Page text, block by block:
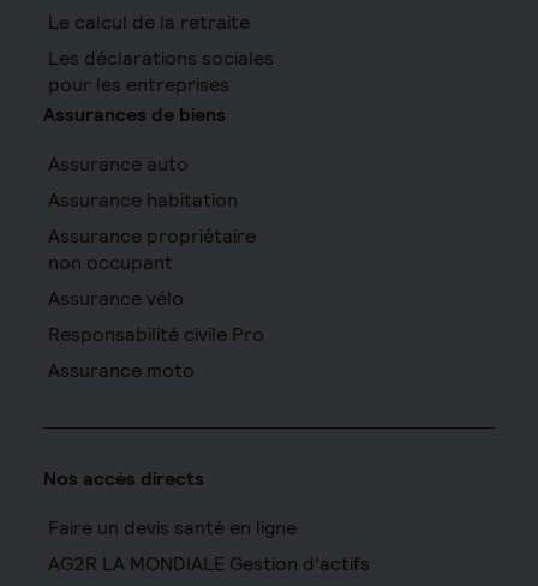
Le calcul de la retraite
Les déclarations sociales
pour les entreprises
Assurances de biens
Assurance auto
Assurance habitation
Assurance propriétaire
non occupant
Assurance vélo
Responsabilité civile Pro
Assurance moto
Nos accès directs
Faire un devis santé en ligne
AG2R LA MONDIALE Gestion d’actifs